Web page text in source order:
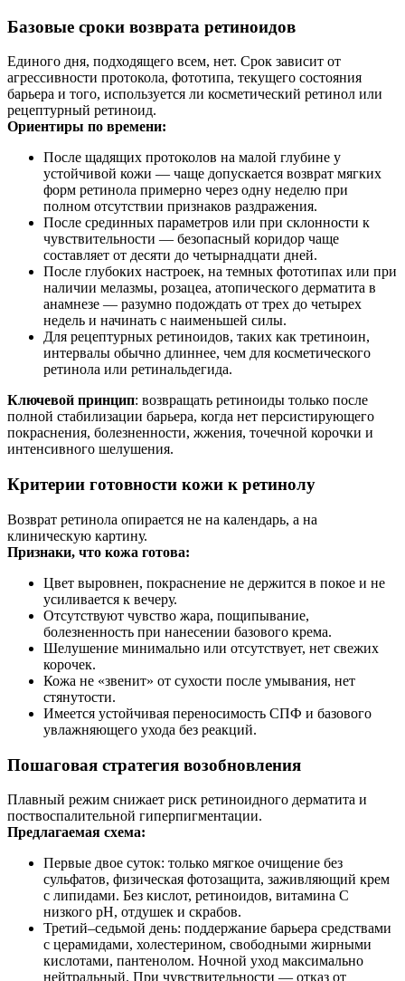
Базовые сроки возврата ретиноидов
Единого дня, подходящего всем, нет. Срок зависит от
агрессивности протокола, фототипа, текущего состояния
барьера и того, используется ли косметический ретинол или
рецептурный ретиноид.
Ориентиры по времени:
После щадящих протоколов на малой глубине у
устойчивой кожи — чаще допускается возврат мягких
форм ретинола примерно через одну неделю при
полном отсутствии признаков раздражения.
После срединных параметров или при склонности к
чувствительности — безопасный коридор чаще
составляет от десяти до четырнадцати дней.
После глубоких настроек, на темных фототипах или при
наличии мелазмы, розацеа, атопического дерматита в
анамнезе — разумно подождать от трех до четырех
недель и начинать с наименьшей силы.
Для рецептурных ретиноидов, таких как третиноин,
интервалы обычно длиннее, чем для косметического
ретинола или ретинальдегида.
Ключевой принцип: возвращать ретиноиды только после
полной стабилизации барьера, когда нет персистирующего
покраснения, болезненности, жжения, точечной корочки и
интенсивного шелушения.
Критерии готовности кожи к ретинолу
Возврат ретинола опирается не на календарь, а на
клиническую картину.
Признаки, что кожа готова:
Цвет выровнен, покраснение не держится в покое и не
усиливается к вечеру.
Отсутствуют чувство жара, пощипывание,
болезненность при нанесении базового крема.
Шелушение минимально или отсутствует, нет свежих
корочек.
Кожа не «звенит» от сухости после умывания, нет
стянутости.
Имеется устойчивая переносимость СПФ и базового
увлажняющего ухода без реакций.
Пошаговая стратегия возобновления
Плавный режим снижает риск ретиноидного дерматита и
поствоспалительной гиперпигментации.
Предлагаемая схема:
Первые двое суток: только мягкое очищение без
сульфатов, физическая фотозащита, заживляющий крем
с липидами. Без кислот, ретиноидов, витамина С
низкого pH, отдушек и скрабов.
Третий–седьмой день: поддержание барьера средствами
с церамидами, холестерином, свободными жирными
кислотами, пантенолом. Ночной уход максимально
нейтральный. При чувствительности — отказ от